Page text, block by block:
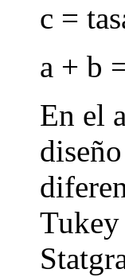
c =
a + b
En el
Tukey